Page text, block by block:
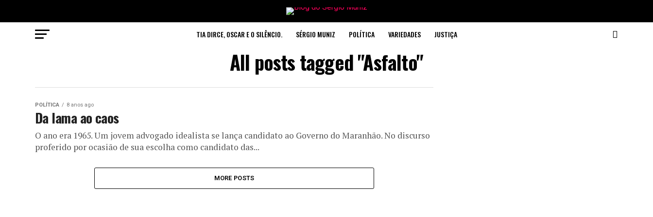
TIA DIRCE, OSCAR E O SILÊNCIO. SÉRGIO MUNIZ POLÍTICA VARIEDADES JUSTIÇA
All posts tagged "Asfalto"
POLÍTICA 8 anos ago
Da lama ao caos
O ano era 1965. Um jovem advogado idealista se lança candidato ao Governo do Maranhão. No discurso
proferido por ocasião de sua escolha como candidato das...
MORE POSTS